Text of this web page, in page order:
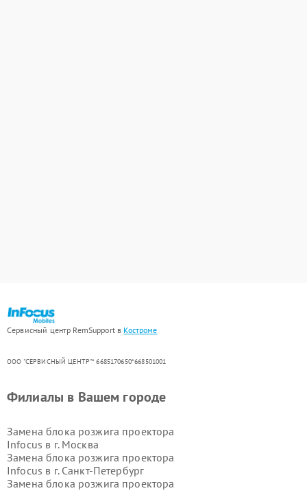
Сервисный центр RemSupport в Костроме
ООО "СЕРВИСНЫЙ ЦЕНТР"* 6685170650*668501001
Филиалы в Вашем городе
Замена блока розжига проектора
Infocus в г. Москва
Замена блока розжига проектора
Infocus в г. Санкт-Петербург
Замена блока розжига проектора